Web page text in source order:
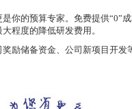
你的预算专家。免费提供“0”
程度的降低研发费用。
奖励储备资金、公司新项目开发